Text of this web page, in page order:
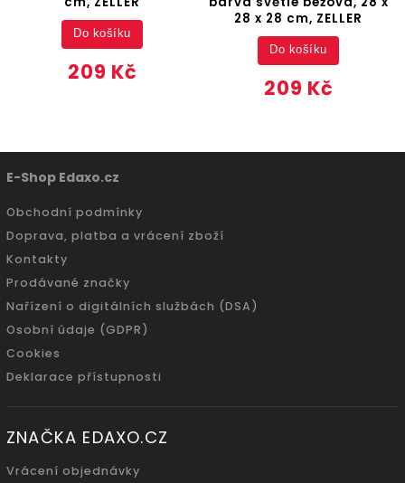
209 Kč
Do košíku
28 x 28 cm, ZELLER
209 Kč
Do košíku
E-Shop Edaxo.cz
Obchodní podmínky
Doprava, platba a vrácení zboží
Kontakty
Prodávané značky
Nařízení o digitálních službách (DSA)
Osobní údaje (GDPR)
Cookies
Deklarace přístupnosti
ZNAČKA EDAXO.CZ
Vrácení objednávky